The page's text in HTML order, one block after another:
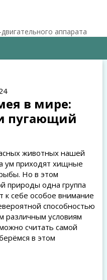
аппарата
в мире:
пугающий
животных нашей
ум приходят хищные
Но в этом
природы одна группа
к себе особое внимание
способностью
различным условиям
считать самой
в этом